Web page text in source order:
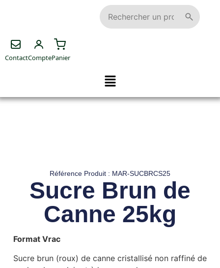
ContactComptePanier
Référence Produit : MAR-SUCBRCS25
Sucre Brun de
Canne 25kg
Format Vrac
Sucre brun (roux) de canne cristallisé non raffiné de